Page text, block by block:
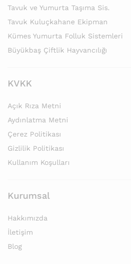
Tavuk ve Yumurta Taşıma Sis.
Tavuk Kuluçkahane Ekipman
Kümes Yumurta Folluk Sistemleri
Büyükbaş Çiftlik Hayvancılığı
KVKK
Açık Rıza Metni
Aydınlatma Metni
Çerez Politikası
Gizlilik Politikası
Kullanım Koşulları
Kurumsal
Hakkımızda
İletişim
Blog